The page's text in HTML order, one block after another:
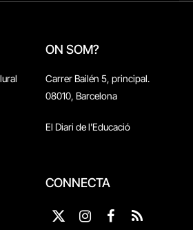
ON SOM?
Carrer Bailén 5, principal.
08010, Barcelona
El Diari de l'Educació
CONNECTA
X
Instagram
Facebook
RSS